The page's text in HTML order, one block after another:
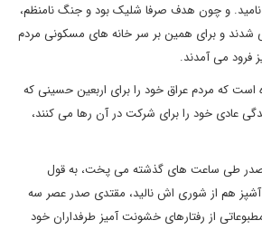
نامید. و چون هدف صرفا شلیک بود و جنگ نامنظم،
و برای همین بر سر خانه های مسکونی مردم
فرود می آمدند.
است که مردم عراق خود را برای اربعین حسینی که
عادی خود را برای شرکت در آن رها می کنند،
صدر طی ساعت های گذشته می پخت، به قول
هم از شوری اش نالید، مقتدی صدر عصر سه
از رفتارهای خشونت آمیز طرفداران خود